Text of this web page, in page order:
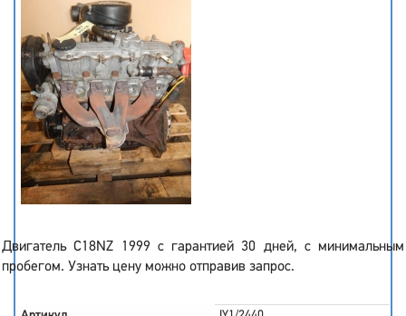
Двигатель C18NZ 1999 с гарантией 30 дней, с минимальным
пробегом. Узнать цену можно отправив запрос.